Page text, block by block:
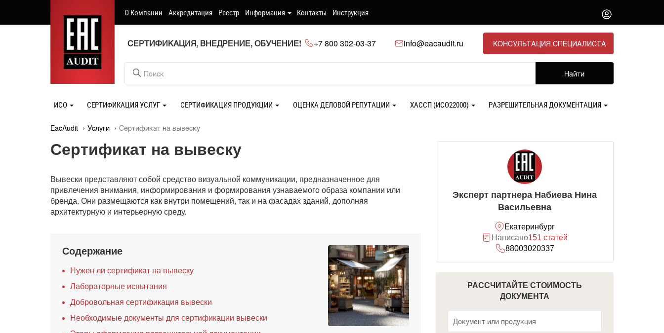
О Компании Аккредитация Реестр Информация Контакты Инструкция
СЕРТИФИКАЦИЯ, ВНЕДРЕНИЕ, ОБУЧЕНИЕ! +7 800 302-03-37 info@eacaudit.ru КОНСУЛЬТАЦИЯ СПЕЦИАЛИСТА
Найти
ИСО СЕРТИФИКАЦИЯ УСЛУГ СЕРТИФИКАЦИЯ ПРОДУКЦИИ ОЦЕНКА ДЕЛОВОЙ РЕПУТАЦИИ ХАССП (ИСО22000) РАЗРЕШИТЕЛЬНАЯ ДОКУМЕНТАЦИЯ
EacAudit Услуги Сертификат на вывеску
Сертификат на вывеску
Вывески представляют собой средство визуальной коммуникации, предназначенное для
привлечения внимания, информирования и формирования узнаваемого образа компании или
бренда. Они размещаются как внутри помещений, так и на фасадах зданий, дополняя
архитектурную и интерьерную среду.
Содержание
Нужен ли сертификат на вывеску
Лабораторные испытания
Добровольная сертификация вывески
Необходимые документы для сертификации вывески
Эксперт партнера Набиева Нина
Васильевна
Екатеринбург
Написано151 статей
88003020337
РАССЧИТАЙТЕ СТОИМОСТЬ
ДОКУМЕНТА